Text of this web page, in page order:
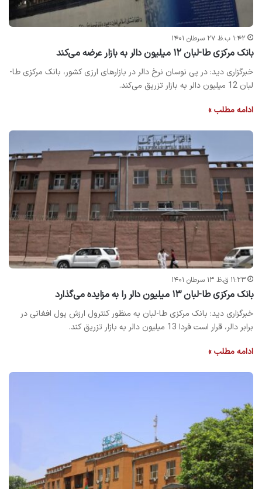
۱:۴۲ ب.ظ ۲۷ سرطان ۱۴۰۱
بانک مرکزی طا-لبان ۱۲ میلیون دالر به بازار عرضه می‌کند
خبرگزاری دید: در پی نوسان نرخ دالر در بازارهای ارزی کشور، بانک مرکزی طا-
لبان 12 میلیون دالر به بازار تزریق می‌کند.
ادامه مطلب »
۱۱:۲۳ ق.ظ ۱۳ سرطان ۱۴۰۱
بانک مرکزی طا-لبان ۱۳ میلیون دالر را به مزایده می‌گذارد
خبرگزاری دید: بانک مرکزی طا-لبان به منظور کنترول ارزش پول افغانی در
برابر دالر، قرار است فردا 13 میلیون دالر به بازار تزریق کند.
ادامه مطلب »